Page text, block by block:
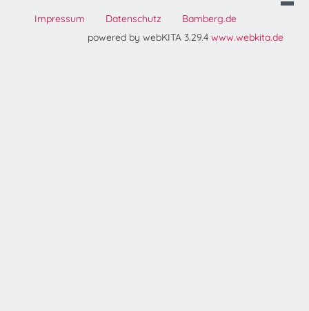
Impressum Datenschutz
Bamberg.de
powered by webKITA 3.29.4 www.webkita.de